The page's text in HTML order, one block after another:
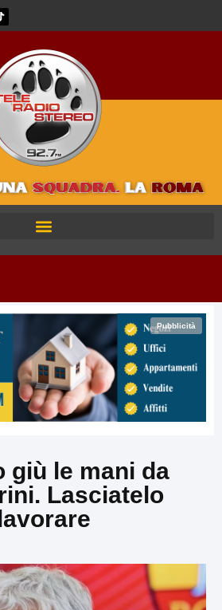
Pubblicità
giù le mani da
Lasciatelo